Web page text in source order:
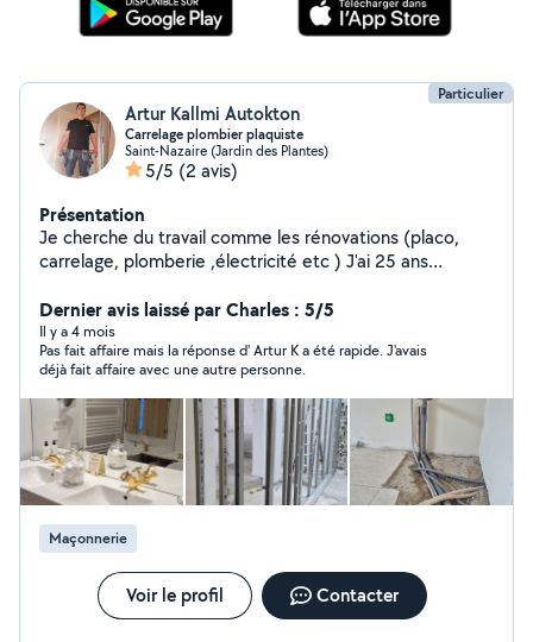
Particulier
Artur Kallmi Autokton
Carrelage plombier plaquiste
Saint-Nazaire (Jardin des Plantes)
5/5 (2 avis)
Présentation
Je cherche du travail comme les rénovations (placo,
carrelage, plomberie ,électricité etc ) J'ai 25 ans
24H ( disponibles 7j sur 7) EXÉCUTION DU TRAVAIL
DIRECT APRÈS L'ACCORD DU DEVIS Intervention réactif
en cas de différents problèmes (fuite ,panne etc)
Dernier avis laissé par Charles : 5/5
Il y a 4 mois
Pas fait affaire mais la réponse d' Artur K a été rapide. J'avais
déjà fait affaire avec une autre personne.
Maçonnerie
Voir le profil Contacter